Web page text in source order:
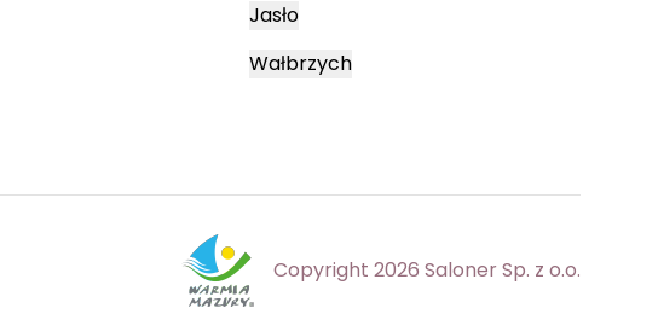
Jasło
Wałbrzych
Copyright 2026 Saloner Sp. z o.o.